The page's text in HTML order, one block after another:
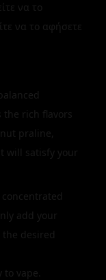
να το
να το αφήσετε
rich flavors
praline,
will satisfy your
add your
the desired
vape.